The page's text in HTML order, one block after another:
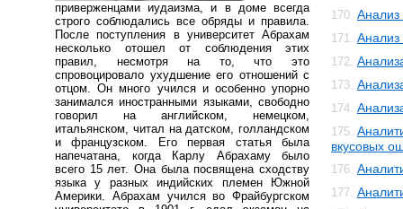
приверженцами иудаизма, и в доме всегда
строго соблюдались все обряды и правила.
После поступления в университет Абрахам
несколько отошел от соблюдения этих
правил, несмотря на то, что это
спровоцировало ухудшение его отношений с
отцом. Он много учился и особенно упорно
занимался иностранными языками, свободно
говорил на английском, немецком,
итальянском, читал на датском, голландском
и французском. Его первая статья была
напечатана, когда Карлу Абрахаму было
всего 15 лет. Она была посвящена сходству
языка у разных индийских племен Южной
Америки. Абрахам учился во Фрайбургском
170. Анализ
171. Анализ
172.
173.
174.
175.
вкусовых
176.
177.